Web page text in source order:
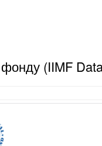
(IIMF